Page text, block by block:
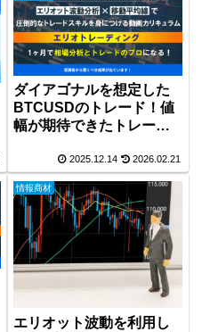
ダイアゴナルを想定した
BTCUSDのトレード！値
幅が期待できたトレー
2025.12.14 2026.02.21
情報商材
エリオット波動を利用し